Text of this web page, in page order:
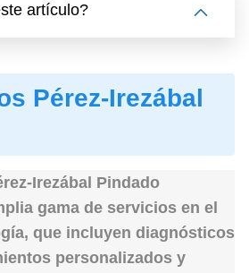
artículo?
Pérez-Irezábal
Irezábal Pindado
gama de servicios en el
, que incluyen diagnósticos
personalizados y